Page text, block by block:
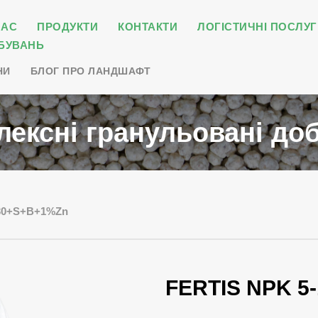
ПРОДУКТИ КОНТАКТИ
ЛОГІСТИЧНІ
БЛОГ ПРО ЛАНДШАФТ
гранульовані
FERTIS NPK